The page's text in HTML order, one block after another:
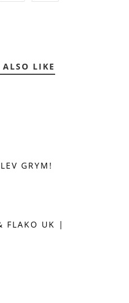
LIKE
GRYM!
FLAKO UK |